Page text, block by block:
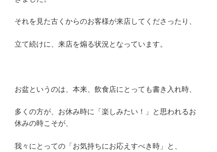
それを見た古くからのお客様が来店してくださったり、
立て続けに、来店を煽る状況となっています。
お盆というのは、本来、飲食店にとっても書き入れ時、
多くの方が、お休み時に「楽しみたい！」と思われるお
休みの時こそが、
我々にとっての「お気持ちにお応えすべき時」と、